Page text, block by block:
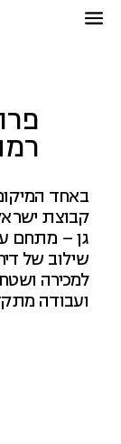
באחד
קבוצת
גן – מתחם
שילוב של
למכירה
ועבודה